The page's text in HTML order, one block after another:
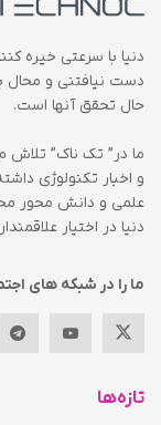
دنیا با سرعتی خیره
دست نیافتنی و محال
حال تحقق آنها است.
ما در” تک ناک” تلاش
و اخبار تکنولوژی
علمی و دانش محور
دنیا در اختیار
ما را در شبکه های
تازه‌ها